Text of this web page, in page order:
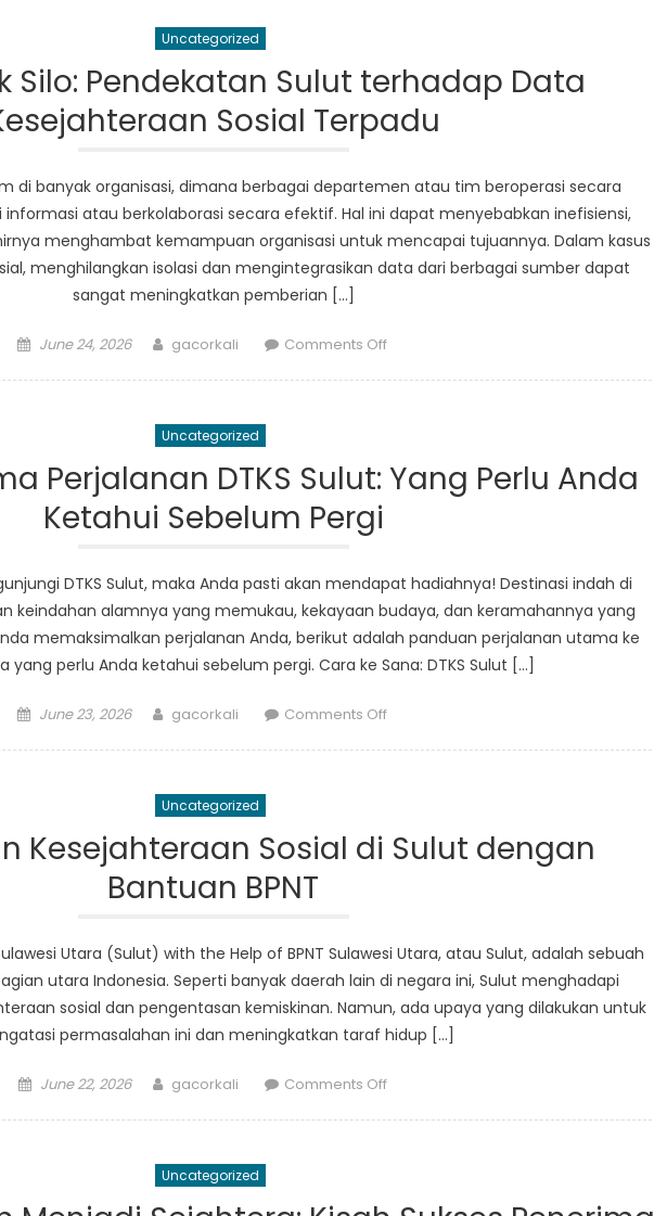
Masyarakat
yang
Lebih
Berbelas
Kasih
Uncategorized
Silo: Pendekatan Sulut terhadap Data
Sosial Terpadu
di banyak organisasi, dimana berbagai departemen atau tim beroperasi secara
atau berkolaborasi secara efektif. Hal ini dapat menyebabkan inefisiensi,
menghambat kemampuan organisasi untuk mencapai tujuannya. Dalam kasus
menghilangkan isolasi dan mengintegrasikan data dari berbagai sumber dapat
sangat meningkatkan pemberian […]
Posted
June 24, 2026 Author
gacorkali Comments Offon
terhadap
Data
Uncategorized
Perjalanan DTKS Sulut: Yang Perlu Anda
Ketahui Sebelum Pergi
DTKS Sulut, maka Anda pasti akan mendapat hadiahnya! Destinasi indah di
keindahan alamnya yang memukau, kekayaan budaya, dan keramahannya yang
memaksimalkan perjalanan Anda, berikut adalah panduan perjalanan utama ke
yang perlu Anda ketahui sebelum pergi. Cara ke Sana: DTKS Sulut […]
Posted
June 23, 2026 Author
gacorkali Comments Offon
Sulut:
Yang
Sebelum
Pergi
Uncategorized
Kesejahteraan Sosial di Sulut dengan
Bantuan BPNT
Utara (Sulut) with the Help of BPNT Sulawesi Utara, atau Sulut, adalah sebuah
utara Indonesia. Seperti banyak daerah lain di negara ini, Sulut menghadapi
sosial dan pengentasan kemiskinan. Namun, ada upaya yang dilakukan untuk
permasalahan ini dan meningkatkan taraf hidup […]
Posted
June 22, 2026 Author
gacorkali Comments Offon
Sulut
Uncategorized